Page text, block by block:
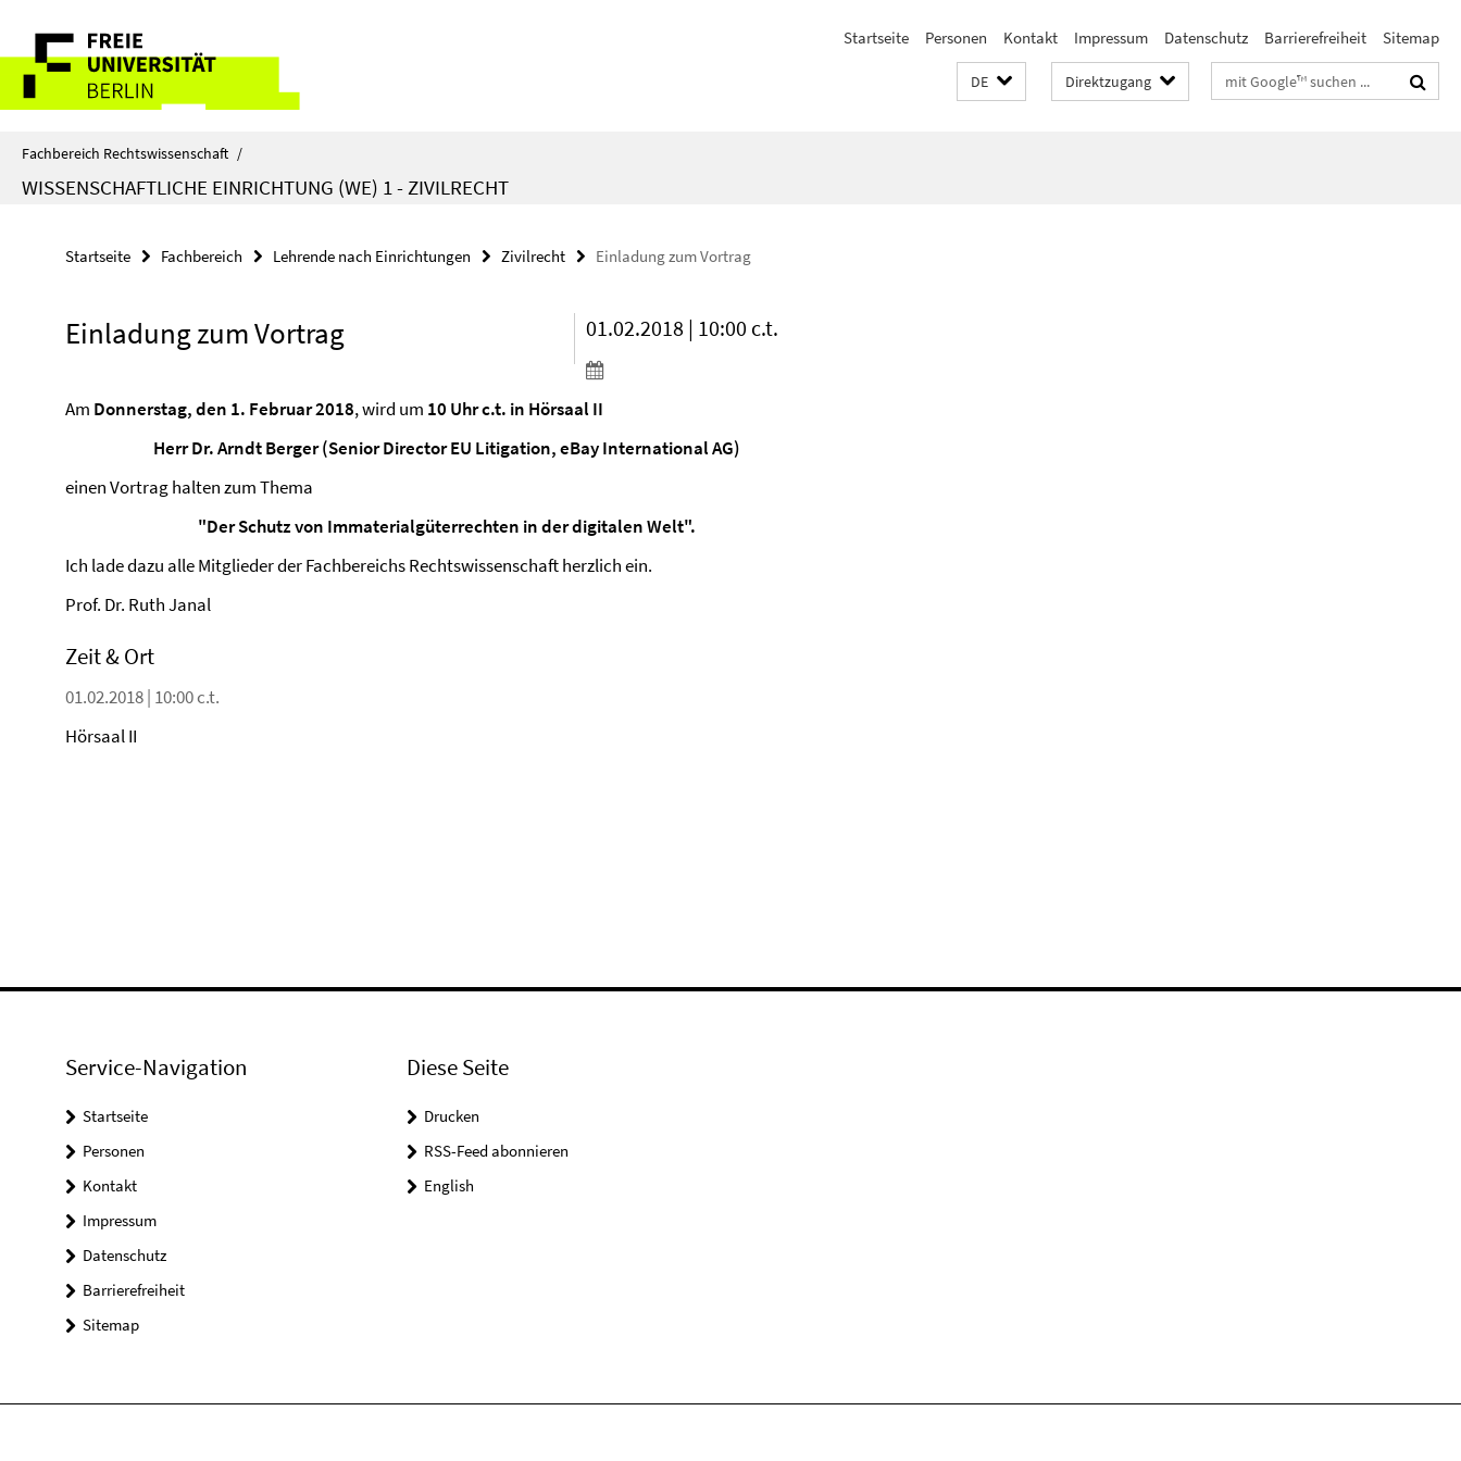
direkt
Inhalt
Service-
Navigation
Startseite Personen Kontakt Impressum Datenschutz Barrierefreiheit Sitemap
DE Direktzugang Suchbegriffe
Fachbereich Rechtswissenschaft /
WISSENSCHAFTLICHE EINRICHTUNG (WE) 1 - ZIVILRECHT
Startseite Fachbereich Lehrende nach Einrichtungen Zivilrecht Einladung zum Vortrag
Einladung zum Vortrag 01.02.2018 | 10:00 c.t.
Am Donnerstag, den 1. Februar 2018, wird um 10 Uhr c.t. in Hörsaal II
Herr Dr. Arndt Berger (Senior Director EU Litigation, eBay International AG)
einen Vortrag halten zum Thema
"Der Schutz von Immaterialgüterrechten in der digitalen Welt".
Ich lade dazu alle Mitglieder der Fachbereichs Rechtswissenschaft herzlich ein.
Prof. Dr. Ruth Janal
Zeit & Ort
01.02.2018 | 10:00 c.t.
Hörsaal II
Service-Navigation
Startseite
Personen
Kontakt
Impressum
Datenschutz
Barrierefreiheit
Sitemap
Diese Seite
Drucken
RSS-Feed abonnieren
English